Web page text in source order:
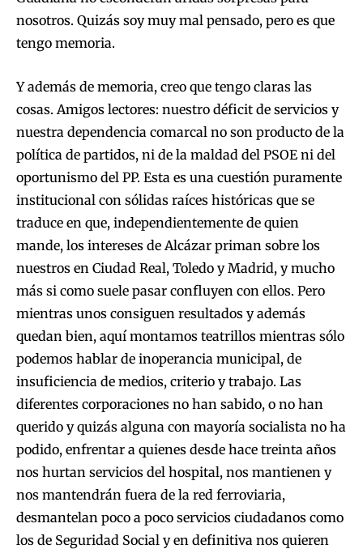
nosotros. Quizás soy muy mal pensado, pero es que
tengo memoria.
Y además de memoria, creo que tengo claras las
cosas. Amigos lectores: nuestro déficit de servicios y
nuestra dependencia comarcal no son producto de la
política de partidos, ni de la maldad del PSOE ni del
oportunismo del PP. Esta es una cuestión puramente
institucional con sólidas raíces históricas que se
traduce en que, independientemente de quien
mande, los intereses de Alcázar priman sobre los
nuestros en Ciudad Real, Toledo y Madrid, y mucho
más si como suele pasar confluyen con ellos. Pero
mientras unos consiguen resultados y además
quedan bien, aquí montamos teatrillos mientras sólo
podemos hablar de inoperancia municipal, de
insuficiencia de medios, criterio y trabajo. Las
diferentes corporaciones no han sabido, o no han
querido y quizás alguna con mayoría socialista no ha
podido, enfrentar a quienes desde hace treinta años
nos hurtan servicios del hospital, nos mantienen y
nos mantendrán fuera de la red ferroviaria,
desmantelan poco a poco servicios ciudadanos como
los de Seguridad Social y en definitiva nos quieren